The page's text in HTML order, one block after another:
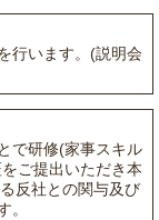
行います。(説明会
で研修(家事スキル
ご提出いただき本
反社との関与及び
。